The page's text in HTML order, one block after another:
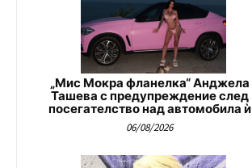
„Мис Мокра фланелка“ Анджела
Ташева с предупреждение след
посегателство над автомобила ѝ
06/08/2026